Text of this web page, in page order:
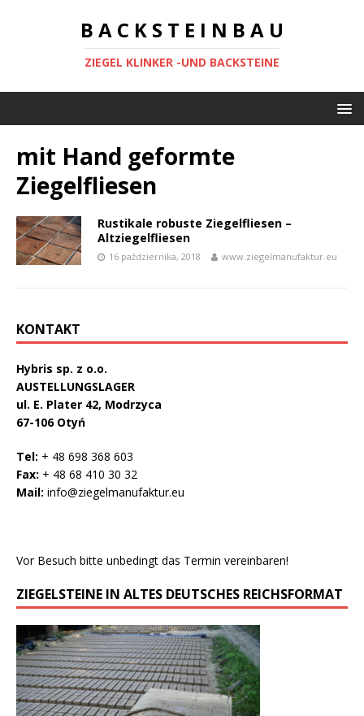
B A C K S T E I N B A U
ZIEGEL KLINKER -UND BACKSTEINE
mit Hand geformte
Ziegelfliesen
Rustikale robuste Ziegelfliesen –
Altziegelfliesen
16 października, 2018 www.ziegelmanufaktur.eu
KONTAKT
Hybris sp. z o.o.
AUSTELLUNGSLAGER
ul. E. Plater 42, Modrzyca
67-106 Otyń
Tel: + 48 698 368 603
Fax: + 48 68 410 30 32
Mail: info@ziegelmanufaktur.eu
Vor Besuch bitte unbedingt das Termin vereinbaren!
ZIEGELSTEINE IN ALTES DEUTSCHES REICHSFORMAT